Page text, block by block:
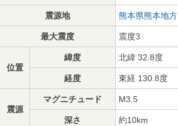
震源地 熊本県熊本地方
最大震度 震度3
位置
緯度 北緯 32.8度
経度 東経 130.8度
震源
マグニチュード M3.5
深さ 約10km